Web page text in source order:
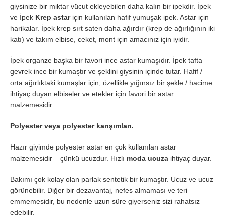
giysinize bir miktar vücut ekleyebilen daha kalın bir ipekdir. İpek
ve İpek Krep astariçin kullanılan hafif yumuşak ipek. Astar için
harikalar. İpek krep sırt saten daha ağırdır (krep de ağırlığının iki
katı) ve takım elbise, ceket, mont için amacınız için iyidir.
İpek organze başka bir favori ince astar kumaşıdır. İpek tafta
gevrek ince bir kumaştır ve şeklini giysinin içinde tutar. Hafif /
orta ağırlıktaki kumaşlar için, özellikle yığınsız bir şekle / hacime
ihtiyaç duyan elbiseler ve etekler için favori bir astar
malzemesidir.
Polyester veya polyester karışımları.
Hazır giyimde polyester astar en çok kullanılan astar
malzemesidir – çünkü ucuzdur. Hızlı moda ucuza ihtiyaç duyar.
Bakımı çok kolay olan parlak sentetik bir kumaştır. Ucuz ve ucuz
görünebilir. Diğer bir dezavantaj, nefes almaması ve teri
emmemesidir, bu nedenle uzun süre giyerseniz sizi rahatsız
edebilir.